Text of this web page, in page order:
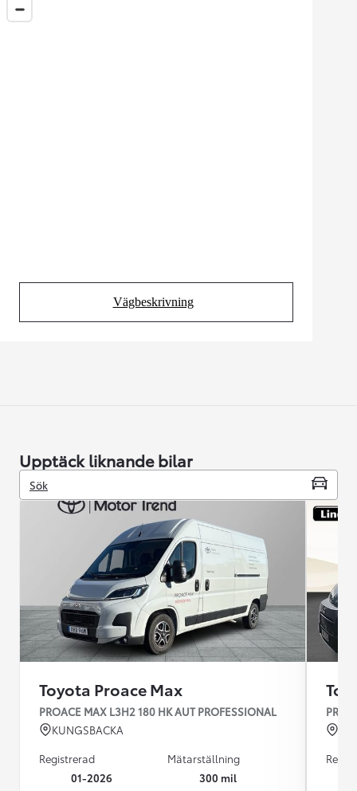
Vägbeskrivning
(Opens in new tab)
Upptäck liknande bilar
Sök
Toyota Proace Max
PROACE MAX L3H2 180 HK AUT PROFESSIONAL
KUNGSBACKA
Registrerad
01-2026
Mätarställning
300 mil